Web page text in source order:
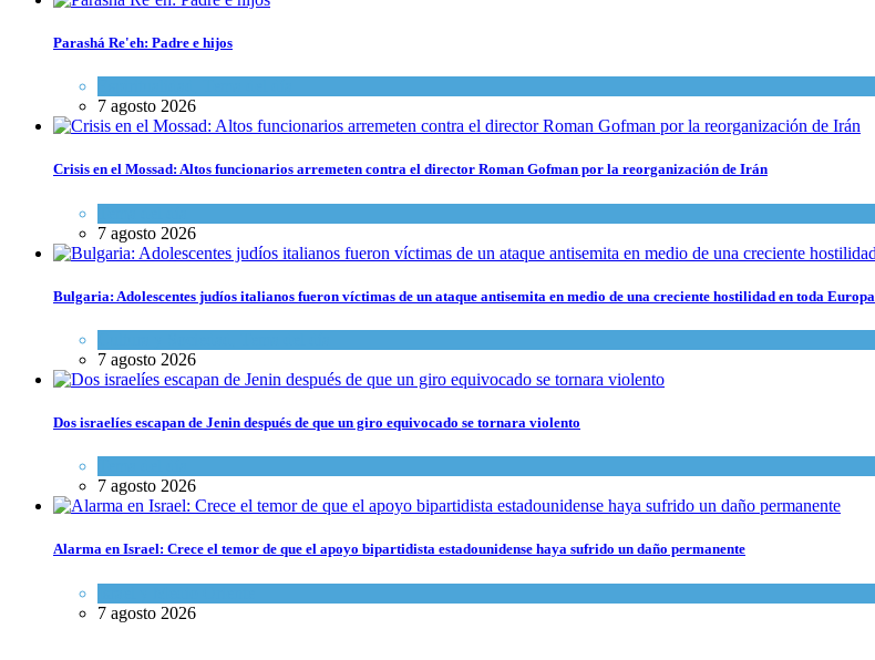
Parashá Re'eh: Padre e hijos
7 agosto 2026
Crisis en el Mossad: Altos funcionarios arremeten contra el director Roman Gofman por la reorganización de Irán
7 agosto 2026
Bulgaria: Adolescentes judíos italianos fueron víctimas de un ataque antisemita en medio de una creciente hostilidad en toda Europa
7 agosto 2026
Dos israelíes escapan de Jenin después de que un giro equivocado se tornara violento
7 agosto 2026
Alarma en Israel: Crece el temor de que el apoyo bipartidista estadounidense haya sufrido un daño permanente
7 agosto 2026